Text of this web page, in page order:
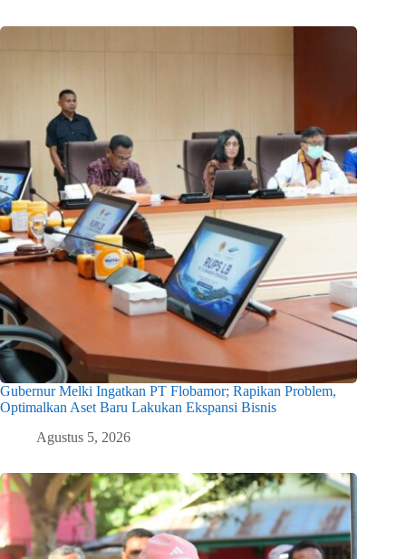
Gubernur Melki Ingatkan PT Flobamor; Rapikan Problem,
Optimalkan Aset Baru Lakukan Ekspansi Bisnis
Agustus 5, 2026